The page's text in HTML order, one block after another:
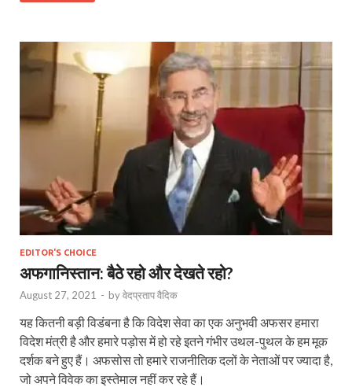
EDITOR'S CHOICE
अफगानिस्तान: बैठे रहो और देखते रहो?
August 27, 2021 - byवेदप्रताप वैदिक
यह कितनी बड़ी विडंबना है कि विदेश सेवा का एक अनुभवी अफसर हमारा
विदेश मंत्री है और हमारे पड़ोस में हो रहे इतने गंभीर उथल-पुथल के हम मूक
दर्शक बने हुए हैं। अफसोस तो हमारे राजनीतिक दलों के नेताओं पर ज्यादा है,
जो अपने विवेक का इस्तेमाल नहीं कर रहे हैं।